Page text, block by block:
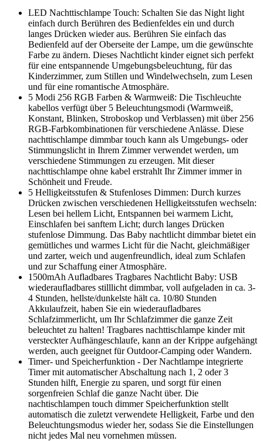
LED Nachttischlampe Touch: Schalten Sie das Night light
einfach durch Berühren des Bedienfeldes ein und durch
langes Drücken wieder aus. Berühren Sie einfach das
Bedienfeld auf der Oberseite der Lampe, um die gewünschte
Farbe zu ändern. Dieses Nachtlicht kinder eignet sich perfekt
für eine entspannende Umgebungsbeleuchtung, für das
Kinderzimmer, zum Stillen und Windelwechseln, zum Lesen
und für eine romantische Atmosphäre.
5 Modi 256 RGB Farben & Warmweiß: Die Tischleuchte
kabellos verfügt über 5 Beleuchtungsmodi (Warmweiß,
Konstant, Blinken, Stroboskop und Verblassen) mit über 256
RGB-Farbkombinationen für verschiedene Anlässe. Diese
nachttischlampe dimmbar touch kann als Umgebungs- oder
Stimmungslicht in Ihrem Zimmer verwendet werden, um
verschiedene Stimmungen zu erzeugen. Mit dieser
nachttischlampe ohne kabel erstrahlt Ihr Zimmer immer in
Schönheit und Freude.
5 Helligkeitsstufen & Stufenloses Dimmen: Durch kurzes
Drücken zwischen verschiedenen Helligkeitsstufen wechseln:
Lesen bei hellem Licht, Entspannen bei warmem Licht,
Einschlafen bei sanftem Licht; durch langes Drücken
stufenlose Dimmung. Das Baby nachtlicht dimmbar bietet ein
gemütliches und warmes Licht für die Nacht, gleichmäßiger
und zarter, weich und augenfreundlich, ideal zum Schlafen
und zur Schaffung einer Atmosphäre.
1500mAh Aufladbares Tragbares Nachtlicht Baby: USB
wiederaufladbares stilllicht dimmbar, voll aufgeladen in ca. 3-
4 Stunden, hellste/dunkelste hält ca. 10/80 Stunden
Akkulaufzeit, haben Sie ein wiederaufladbares
Schlafzimmerlicht, um Ihr Schlafzimmer die ganze Zeit
beleuchtet zu halten! Tragbares nachttischlampe kinder mit
versteckter Aufhängeschlaufe, kann an der Krippe aufgehängt
werden, auch geeignet für Outdoor-Camping oder Wandern.
Timer- und Speicherfunktion - Der Nachtlampe integrierte
Timer mit automatischer Abschaltung nach 1, 2 oder 3
Stunden hilft, Energie zu sparen, und sorgt für einen
sorgenfreien Schlaf die ganze Nacht über. Die
nachtischlampen touch dimmer Speicherfunktion stellt
automatisch die zuletzt verwendete Helligkeit, Farbe und den
Beleuchtungsmodus wieder her, sodass Sie die Einstellungen
nicht jedes Mal neu vornehmen müssen.